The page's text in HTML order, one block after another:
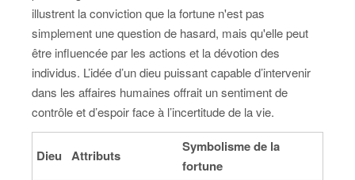
illustrent la conviction que la fortune n'est pas
simplement une question de hasard, mais qu'elle peut
être influencée par les actions et la dévotion des
individus. L’idée d’un dieu puissant capable d’intervenir
dans les affaires humaines offrait un sentiment de
contrôle et d’espoir face à l’incertitude de la vie.
Dieu Attributs
Symbolisme de la
fortune